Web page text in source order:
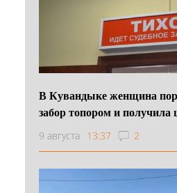
В Кувандыке женщина
забор топором и
9 августа 13:37 2